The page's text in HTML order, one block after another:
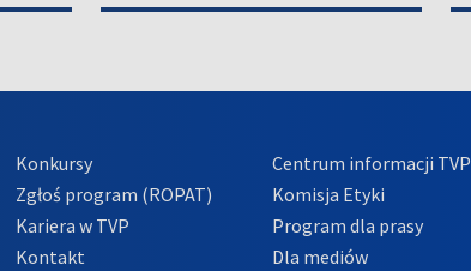
Konkursy
Zgłoś program (ROPAT)
Kariera w TVP
Kontakt
Centrum informacji TVP
Komisja Etyki
Program dla prasy
Dla mediów